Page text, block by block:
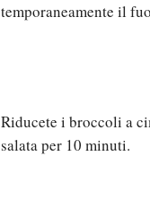
temporaneamente il
Riducete i broccoli a
salata per 10 minuti.